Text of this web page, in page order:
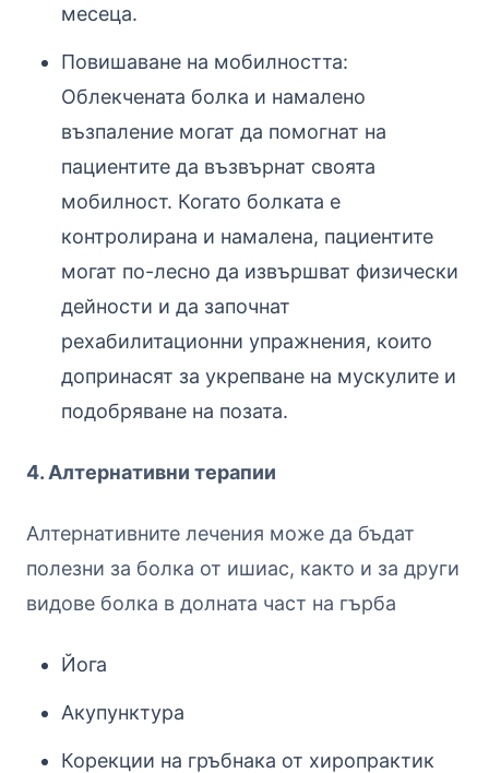
месеца.
Повишаване на мобилността:
Облекчената болка и намалено
възпаление могат да помогнат на
пациентите да възвърнат своята
мобилност. Когато болката е
контролирана и намалена, пациентите
могат по-лесно да извършват физически
дейности и да започнат
рехабилитационни упражнения, които
допринасят за укрепване на мускулите и
подобряване на позата.
4. Алтернативни терапии
Алтернативните лечения може да бъдат
полезни за болка от ишиас, както и за други
видове болка в долната част на гърба
Йога
Акупунктура
Корекции на гръбнака от хиропрактик